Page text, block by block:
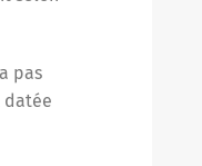
pas
datée